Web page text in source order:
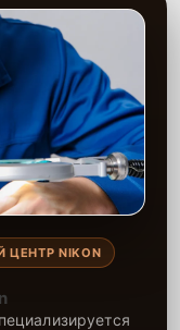
NIKON